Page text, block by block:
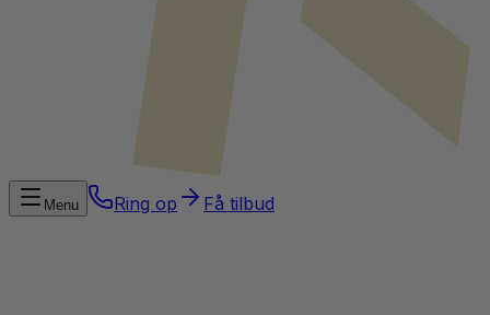
Menu Ring op Få tilbud